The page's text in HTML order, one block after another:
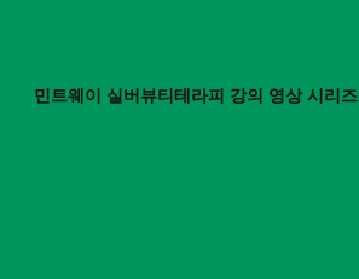
민트웨이 실버뷰티테라피 강의 영상 시리즈